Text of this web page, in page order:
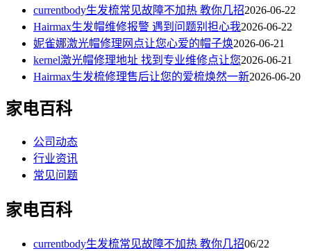
currentbody生发梳常见故障不加热 教你几招2026-06-22
Hairmax生发帽维修报警 遇到问题别担心我2026-06-22
妮雀娜激光帽修理网点让您心爱的帽子焕2026-06-21
kernel激光帽修理地址 找到专业维修点让您2026-06-21
Hairmax生发梳修理售后让您的爱梳焕然一新2026-06-20
家电百科
公司动态
行业资讯
常见问题
家电百科
currentbody生发梳常见故障不加热 教你几招06/22